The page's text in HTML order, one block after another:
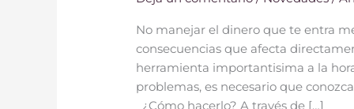
No manejar el dinero que te entra
consecuencias que afecta
herramienta importantisima a la
problemas, es necesario que
¿Cómo hacerlo? A través de […]